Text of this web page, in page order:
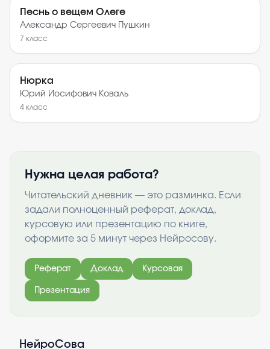
Песнь о вещем Олеге
Александр Сергеевич Пушкин
7 класс
Нюрка
Юрий Иосифович Коваль
4 класс
Нужна целая работа?
Читательский дневник — это разминка. Если
задали полноценный реферат, доклад,
курсовую или презентацию по книге,
оформите за 5 минут через Нейросову.
Реферат Доклад Курсовая
Презентация
НейроСова